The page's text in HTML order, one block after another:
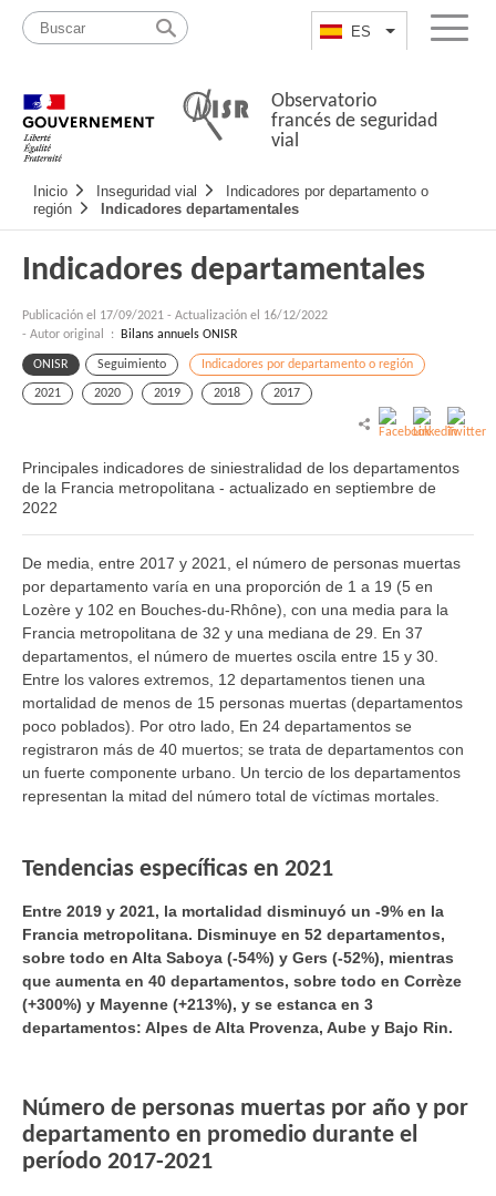
Pasar
contenido
Mapa
web
ES List additional
Menu
Observatorio
francés de seguridad
vial
Navigation
principale
Inicio Inseguridad vial
Indicadores por departamento o
región
Indicadores departamentales
Indicadores departamentales
Publicación el 17/09/2021 - Actualización el 16/12/2022
- Autor original :
Bilans annuels ONISR
ONISR Seguimiento Indicadores por departamento o región
2021 2020 2019 2018 2017
Principales indicadores de siniestralidad de los departamentos
de la Francia metropolitana - actualizado en septiembre de
2022
De media, entre 2017 y 2021, el número de personas muertas
por departamento varía en una proporción de 1 a 19 (5 en
Lozère y 102 en Bouches-du-Rhône), con una media para la
Francia metropolitana de 32 y una mediana de 29. En 37
departamentos, el número de muertes oscila entre 15 y 30.
Entre los valores extremos, 12 departamentos tienen una
mortalidad de menos de 15 personas muertas (departamentos
poco poblados). Por otro lado, En 24 departamentos se
registraron más de 40 muertos; se trata de departamentos con
un fuerte componente urbano. Un tercio de los departamentos
representan la mitad del número total de víctimas mortales.
Tendencias específicas en 2021
Entre 2019 y 2021, la mortalidad disminuyó un -9% en la
Francia metropolitana. Disminuye en 52 departamentos,
sobre todo en Alta Saboya (-54%) y Gers (-52%), mientras
que aumenta en 40 departamentos, sobre todo en Corrèze
(+300%) y Mayenne (+213%), y se estanca en 3
departamentos: Alpes de Alta Provenza, Aube y Bajo Rin.
Número de personas muertas por año y por
departamento en promedio durante el
período 2017-2021